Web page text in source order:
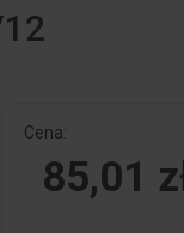
Cena:
85,01